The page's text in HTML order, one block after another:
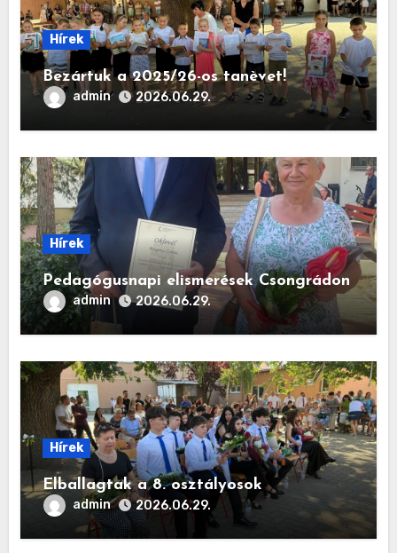
Hírek
Bezártuk a 2025/26-os tanèvet!
admin 2026.06.29.
Hírek
Pedagógusnapi elismerések Csongrádon
admin 2026.06.29.
Hírek
Elballagtak a 8. osztályosok
admin 2026.06.29.